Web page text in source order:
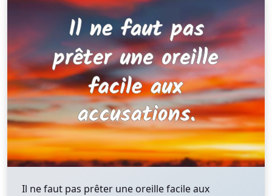
Il ne faut pas prêter une oreille facile aux